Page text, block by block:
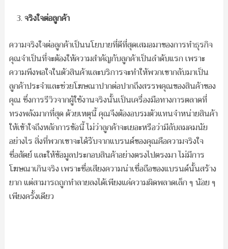
จริงใจต่อลูกค้า
ความจริงใจต่อลูกค้าเป็นนโยบายที่ดีที่สุดเสมอมาของการทำธุรกิจ
คุณจำเป็นที่จะต้องให้ความสำคัญกับลูกค้าเป็นลำดับแรก เพราะ
ความพึงพอใจในตัวสินค้าและบริการจะทำให้พวกเขากลับมาเป็น
ลูกค้าประจำและช่วยโฆษณาปากต่อปากถึงสรรพคุณของสินค้าของ
คุณ ซึ่งการรีวิวจากผู้ใช้งานจริงนั้นเป็นเครื่องมือทางการตลาดที่
ทรงพลังมากที่สุด ด้วยเหตุนี้ คุณจึงต้องอบรมตัวแทนจำหน่ายสินค้า
ให้เข้าใจถึงหลักการข้อนี้ ไม่ว่าลูกค้าจะเยอะหรือว่ามีลับลมคมนัย
อย่างไร สิ่งที่พวกเขาจะได้รับจากแบรนด์ของคุณคือความจริงใจ
ซื่อสัตย์ และให้ข้อมูลประกอบสินค้าอย่างตรงไปตรงมา ไม่มีการ
โฆษณาเกินจริง เพราะชื่อเสียงความน่าเชื่อถือของแบรนด์นั้นสร้าง
ยาก แต่สามารถถูกทำลายลงได้เพียงแค่ความผิดพลาดเล็ก ๆ น้อย ๆ
เพียงครั้งเดียว